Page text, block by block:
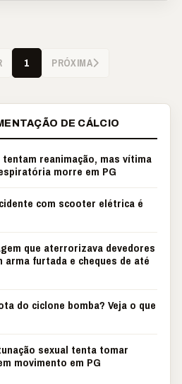
1 PRÓXIMA
DE CÁLCIO
tentam reanimação, mas vítima
morre em PG
com scooter elétrica é
que aterrorizava devedores
arma furtada e cheques de até
do ciclone bomba? Veja o que
sexual tenta tomar
movimento em PG